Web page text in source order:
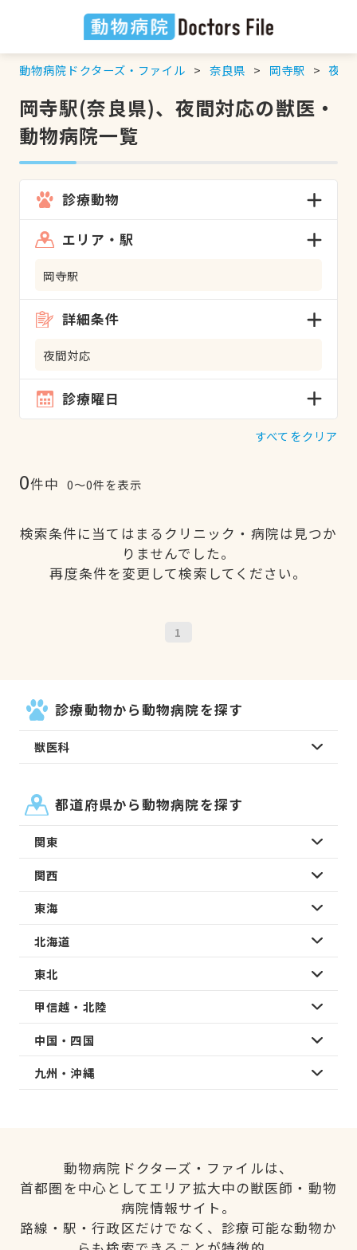
動物病院ドクターズ・ファイル 奈良県 岡寺駅 夜間
岡寺駅(奈良県)、夜間対応の獣医・
動物病院一覧
診療動物
エリア・駅
岡寺駅
詳細条件
夜間対応
診療曜日
すべてをクリア
0件中 0〜0件を表示
検索条件に当てはまるクリニック・病院は見つか
りませんでした。
再度条件を変更して検索してください。
1
診療動物から動物病院を探す
獣医科
都道府県から動物病院を探す
関東
関西
東海
北海道
東北
甲信越・北陸
中国・四国
九州・沖縄
動物病院ドクターズ・ファイルは、
首都圏を中心としてエリア拡大中の獣医師・動物
病院情報サイト。
路線・駅・行政区だけでなく、診療可能な動物か